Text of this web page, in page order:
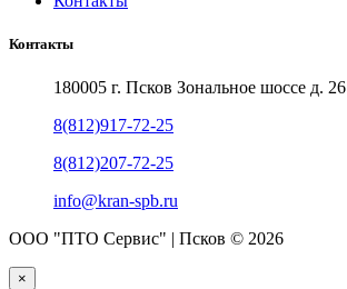
Контакты
180005 г. Псков Зональное шоссе д. 26
8(812)917-72-25
8(812)207-72-25
info@kran-spb.ru
ООО "ПТО Сервис" | Псков © 2026
×